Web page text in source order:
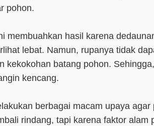
pohon.
membuahkan hasil karena
lebat. Namun, rupanya tidak
kekokohan batang pohon.
kencang.
berbagai macam upaya agar
rindang, tapi karena faktor alam